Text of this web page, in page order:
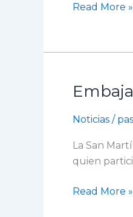
cualquier
Virtual
Read More »
Noticias /
La San
quien
Embajador
Kosovo
Colombia
visitó
sede
Read More »